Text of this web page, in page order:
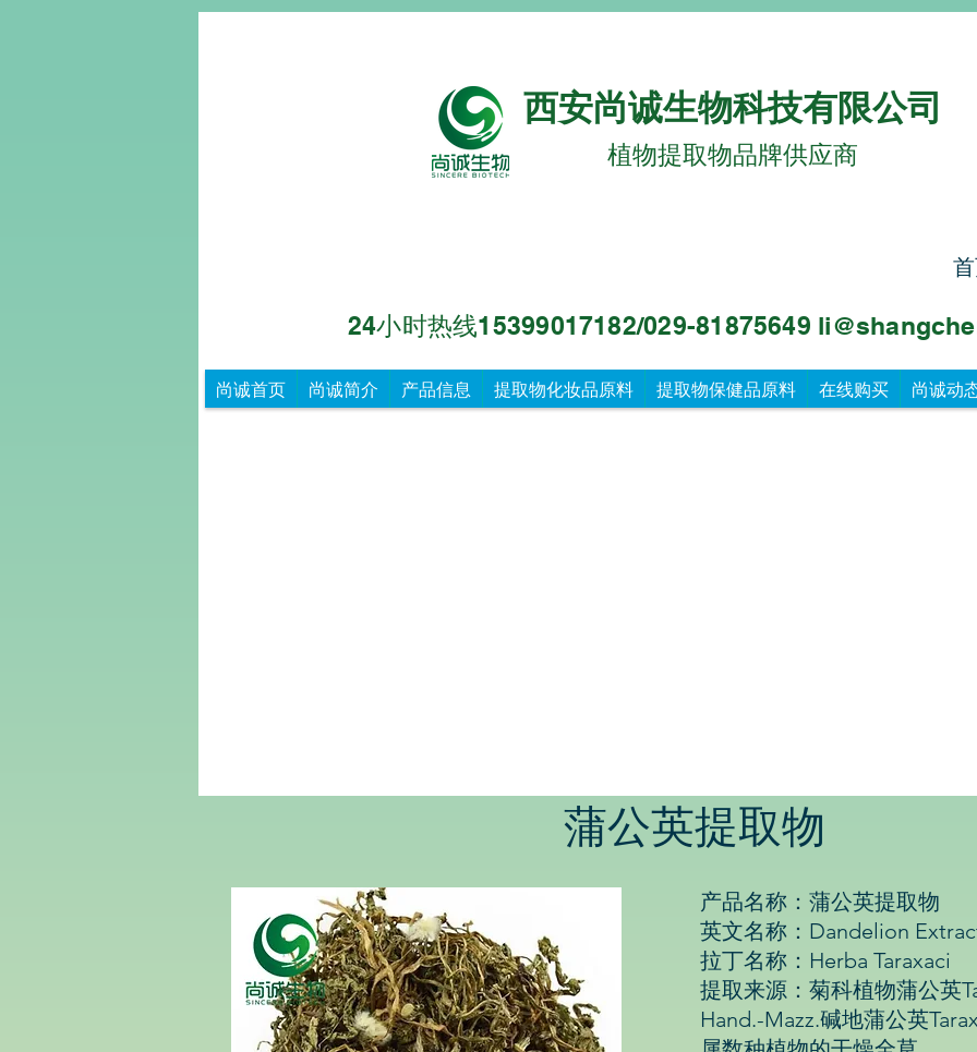
西安尚诚生物科技有限公司
植物提取物品牌供应商
24小时热线15399017182/029-81875649 li@sha
尚诚首页 尚诚简介 产品信息 提取物化妆品原料 提取物保健品原料 在线购买 尚诚动
重
德
蒲公英提取物
产品名称：蒲公英提取物
英文名称：Dandelion
拉丁名称：Herba Taraxaci
提取来源：菊科植物蒲公英
Hand.-Mazz.碱地蒲公英